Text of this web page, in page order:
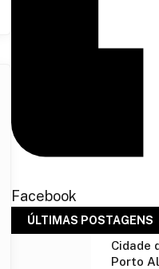
Facebook
ÚLTIMAS POSTAGENS
Cidade
Porto